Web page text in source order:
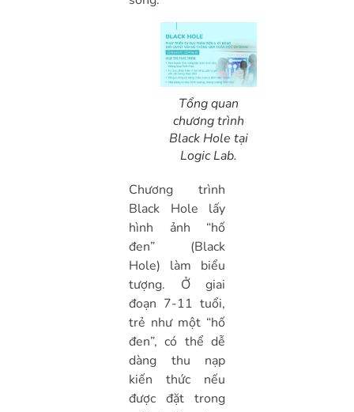
Tổng quan
chương trình
Black Hole tại
Logic Lab.
Chương trình
Black Hole lấy
hình ảnh “hố
đen” (Black
Hole) làm biểu
tượng. Ở giai
đoạn 7-11 tuổi,
trẻ như một “hố
đen”, có thể dễ
dàng thu nạp
kiến thức nếu
được đặt trong